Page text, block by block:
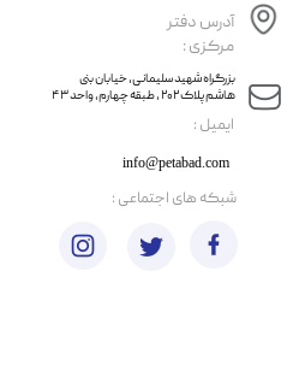
​ایمیل :
آدرس دفتر
مرکزی :
info@petabad.com
​​بزرگراه شهید سلیمانی، خیابان بنی
هاشم پلاک ۲۰۲ ، طبقه چهارم، واحد ۴۳
​شبکه های اجتماعی :